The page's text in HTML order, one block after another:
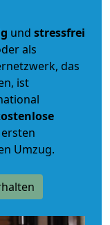
und stressfrei
als
das
ist
Umzug.